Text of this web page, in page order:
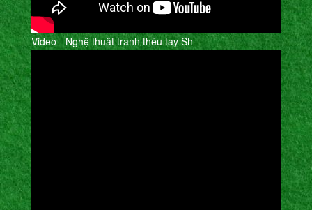
Video - Nghệ thuât tranh thêu tay Sh